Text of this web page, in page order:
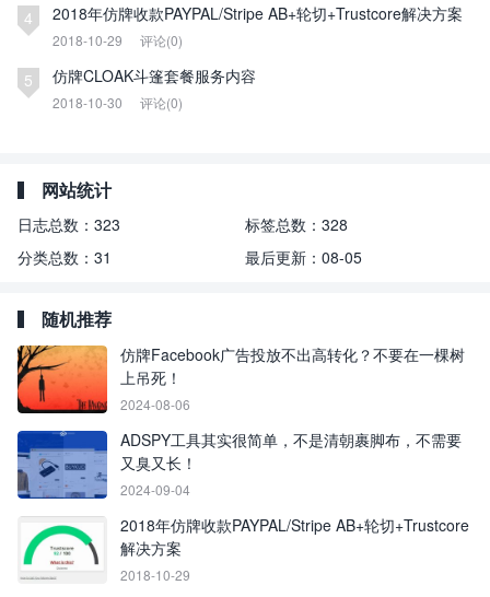
4 2018年仿牌收款PAYPAL/Stripe AB+轮切+Trustcore解决方案
2018-10-29 评论(0)
5 仿牌CLOAK斗篷套餐服务内容
2018-10-30 评论(0)
网站统计
日志总数： 323 标签总数： 328
分类总数： 31 最后更新： 08-05
随机推荐
仿牌Facebook广告投放不出高转化？不要在一棵树
上吊死！
2024-08-06
ADSPY工具其实很简单，不是清朝裹脚布，​不需要
又臭又长！
2024-09-04
2018年仿牌收款PAYPAL/Stripe AB+轮切+Trustcore
解决方案
2018-10-29